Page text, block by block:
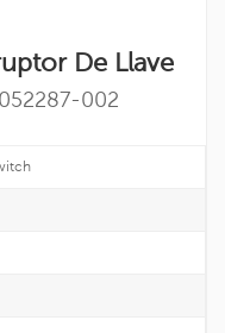
De Llave
002